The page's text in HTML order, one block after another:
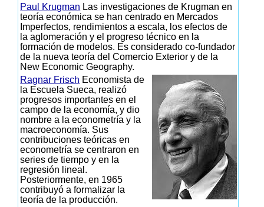
Paul Krugman Las investigaciones de Krugman en
teoría económica se han centrado en Mercados
Imperfectos, rendimientos a escala, los efectos de
la aglomeración y el progreso técnico en la
formación de modelos. Es considerado co-fundador
de la nueva teoría del Comercio Exterior y de la
New Economic Geography.
Ragnar Frisch Economista de
la Escuela Sueca, realizó
progresos importantes en el
campo de la economía, y dio
nombre a la econometría y la
macroeconomía. Sus
contribuciones teóricas en
econometría se centraron en
series de tiempo y en la
regresión lineal.
Posteriormente, en 1965
contribuyó a formalizar la
teoría de la producción.